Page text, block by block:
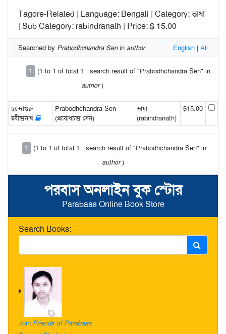
পরবাস অনলাইন বুক স্টোর
Parabaas Online Book Store
Search Books:
Join Friends of Parabaas
Tagore-Related | Language: Bengali | Category: ভাষা
| Sub Category: rabindranath | Price: $ 15.00
Searched by Prabodhchandra Senin author English | All
1
(1 to 1 of total 1 : search result of "Prabodhchandra Sen" in
author)
ছন্দোগুরু
রবীন্দ্রনাথ
Prabodhchandra Sen
(প্রবোধচন্দ্র সেন)
ভাষা
(rabindranath)
$15.00
1
(1 to 1 of total 1 : search result of "Prabodhchandra Sen" in
author)